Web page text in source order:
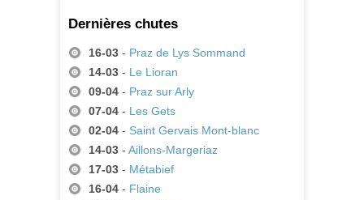
Dernières chutes
16-03 - Praz de Lys Sommand
14-03 - Le Lioran
09-04 - Praz sur Arly
07-04 - Les Gets
02-04 - Saint Gervais Mont-blanc
14-03 - Aillons-Margeriaz
17-03 - Métabief
16-04 - Flaine